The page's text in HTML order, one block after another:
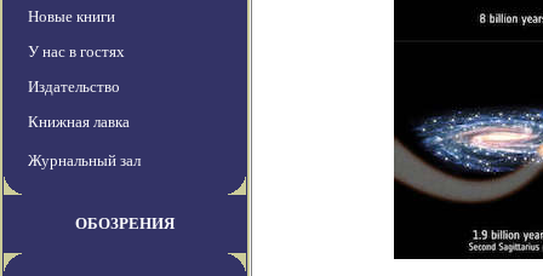
Новые книги
У нас в гостях
Издательство
Книжная лавка
Журнальный зал
ОБОЗРЕНИЯ